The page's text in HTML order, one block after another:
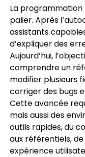
La programmation
palier. Après
assistants
d’expliquer des
Aujourd’hui,
comprendre un
modifier plusieurs
corriger des bugs
Cette avancée
mais aussi des
outils rapides, du
aux référentiels,
expérience